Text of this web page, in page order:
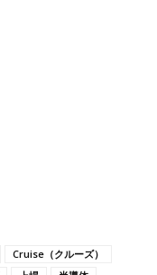
Cruise（クルーズ）